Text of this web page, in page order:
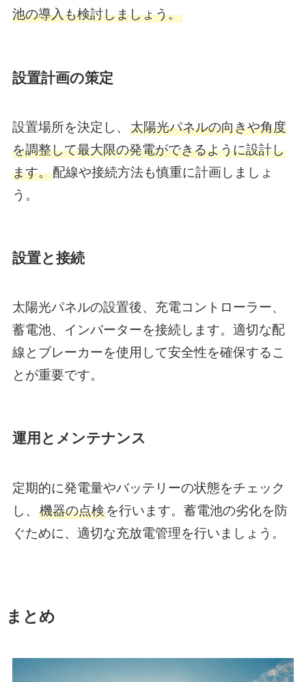
池の導入も検討しましょう。
設置計画の策定
設置場所を決定し、 太陽光パネルの向きや角度
を調整して最大限の発電ができるように設計し
ます。配線や接続方法も慎重に計画しましょ
う。
設置と接続
太陽光パネルの設置後、充電コントローラー、
蓄電池、インバーターを接続します。適切な配
線とブレーカーを使用して安全性を確保するこ
とが重要です。
運用とメンテナンス
定期的に発電量やバッテリーの状態をチェック
し、 機器の点検を行います。蓄電池の劣化を防
ぐために、適切な充放電管理を行いましょう。
まとめ